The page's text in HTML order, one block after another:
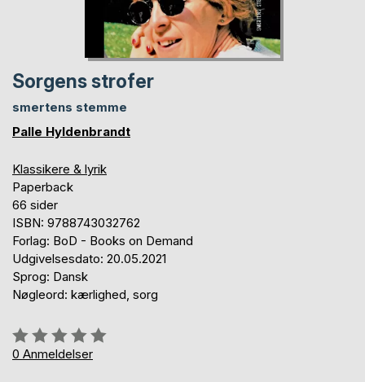
Sorgens strofer
smertens stemme
Palle Hyldenbrandt
Klassikere & lyrik
Paperback
66 sider
ISBN: 9788743032762
Forlag: BoD - Books on Demand
Udgivelsesdato: 20.05.2021
Sprog: Dansk
Nøgleord: kærlighed, sorg
Anmeldelse::
0%
0 Anmeldelser